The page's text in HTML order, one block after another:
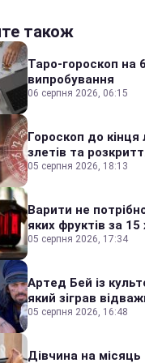
також
Таро-гороскоп на
випробування
06 серпня 2026, 06:15
Гороскоп до
злетів та
05 серпня 2026, 18:13
Варити не
яких фруктів за 15
05 серпня 2026, 17:34
Артед Бей із
який зіграв
05 серпня 2026, 16:48
Дівчина на